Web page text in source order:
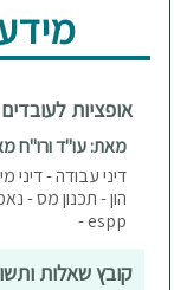
אופציות
מאת: עו"ד ורו"ח
דיני עבודה - דיני
הון - תכנון מס -
espp -
קובץ שאלות